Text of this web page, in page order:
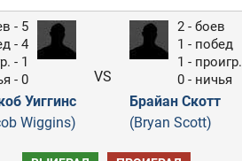
- 5
- 4
- 1
- 0
Уиггинс
Wiggins)
VS
2 - боев
1 - побед
1 - проигр.
0 - ничья
Брайан Скотт
(Bryan Scott)